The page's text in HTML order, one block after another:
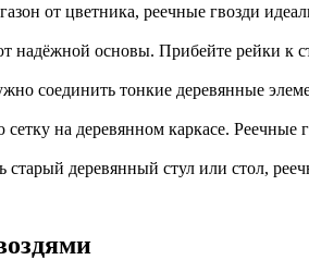
от цветника, реечные гвозди
надёжной основы. Прибейте рейки к
соединить тонкие деревянные
на деревянном каркасе.
старый деревянный стул или стол,